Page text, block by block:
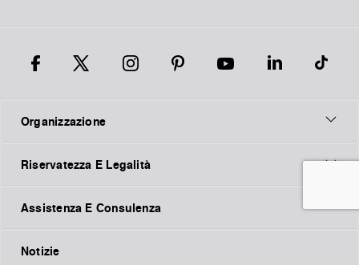
Organizzazione
Riservatezza E Legalità
Assistenza E Consulenza
Notizie